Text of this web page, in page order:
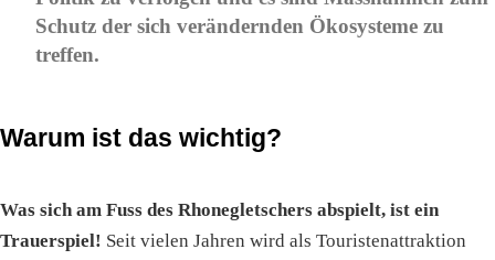
Schutz der sich verändernden Ökosysteme zu
treffen.
Warum ist das wichtig?
Was sich am Fuss des Rhonegletschers abspielt, ist ein
Trauerspiel! Seit vielen Jahren wird als Touristenattraktion